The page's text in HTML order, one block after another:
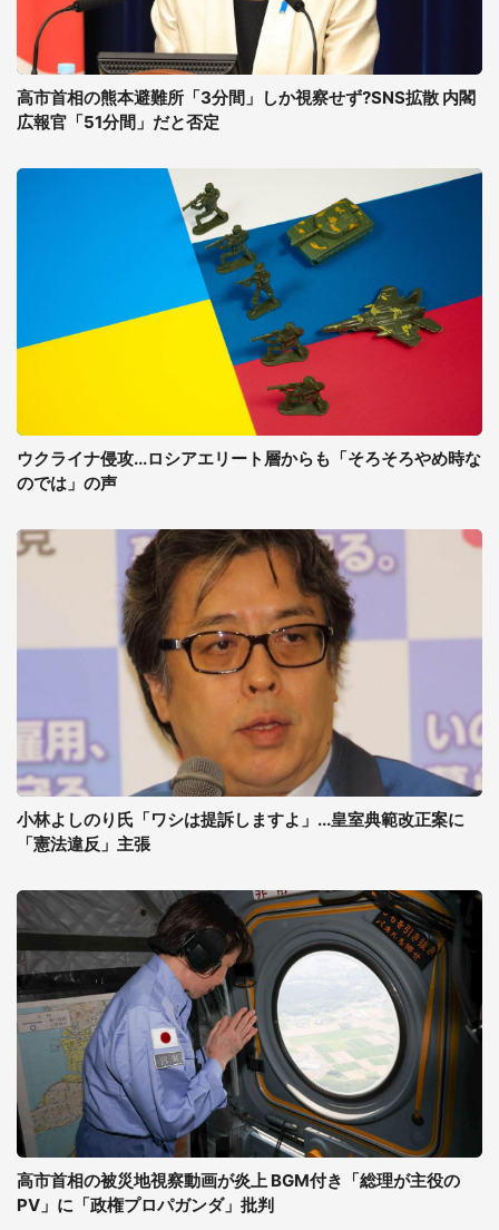
高市首相の熊本避難所「3分間」しか視察せず?SNS拡散 内閣
広報官「51分間」だと否定
ウクライナ侵攻...ロシアエリート層からも「そろそろやめ時な
のでは」の声
小林よしのり氏「ワシは提訴しますよ」...皇室典範改正案に
「憲法違反」主張
高市首相の被災地視察動画が炎上 BGM付き「総理が主役の
PV」に「政権プロパガンダ」批判